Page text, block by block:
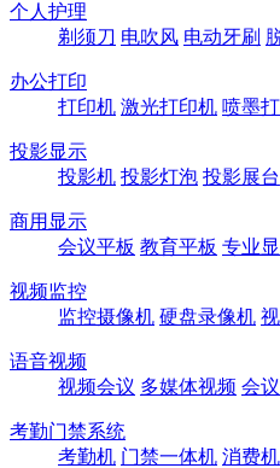
个人护理
剃须刀 电吹风 电动牙刷
办公打印
打印机 激光打印机 喷墨
投影显示
投影机 投影灯泡 投影展台
商用显示
会议平板 教育平板 专业
视频监控
监控摄像机 硬盘录像机
语音视频
视频会议 多媒体视频 会
考勤门禁系统
考勤机 门禁一体机 消费机